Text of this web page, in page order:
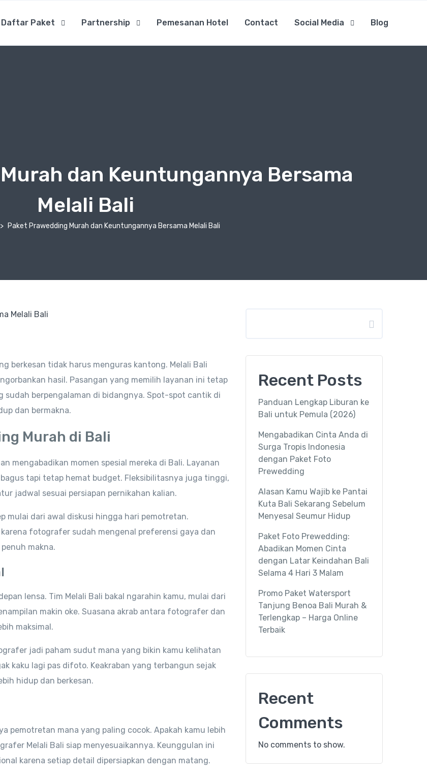
Daftar Paket Partnership Pemesanan Hotel Contact Social Media Blog
dan Keuntungannya Bersama
Melali Bali
Paket Prawedding Murah dan Keuntungannya Bersama Melali Bali
berkesan tidak harus menguras kantong. Melali Bali
hasil. Pasangan yang memilih layanan ini tetap
berpengalaman di bidangnya. Spot-spot cantik di
dan bermakna.
Murah di Bali
mengabadikan momen spesial mereka di Bali. Layanan
tapi tetap hemat budget. Fleksibilitasnya juga tinggi,
jadwal sesuai persiapan pernikahan kalian.
mulai dari awal diskusi hingga hari pemotretan.
fotografer sudah mengenal preferensi gaya dan
makna.
lensa. Tim Melali Bali bakal ngarahin kamu, mulai dari
makin oke. Suasana akrab antara fotografer dan
maksimal.
jadi paham sudut mana yang bikin kamu kelihatan
kaku lagi pas difoto. Keakraban yang terbangun sejak
hidup dan berkesan.
pemotretan mana yang paling cocok. Apakah kamu lebih
Melali Bali siap menyesuaikannya. Keunggulan ini
karena setiap detail dipersiapkan dengan matang.
Recent Posts
Panduan Lengkap Liburan ke
Bali untuk Pemula (2026)
Mengabadikan Cinta Anda di
Surga Tropis Indonesia
dengan Paket Foto
Prewedding
Alasan Kamu Wajib ke Pantai
Kuta Bali Sekarang Sebelum
Menyesal Seumur Hidup
Paket Foto Prewedding:
Abadikan Momen Cinta
dengan Latar Keindahan Bali
Selama 4 Hari 3 Malam
Promo Paket Watersport
Tanjung Benoa Bali Murah &
Terlengkap – Harga Online
Terbaik
Recent
Comments
No comments to show.